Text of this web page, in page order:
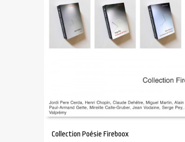
Collection Poésie Fireboox